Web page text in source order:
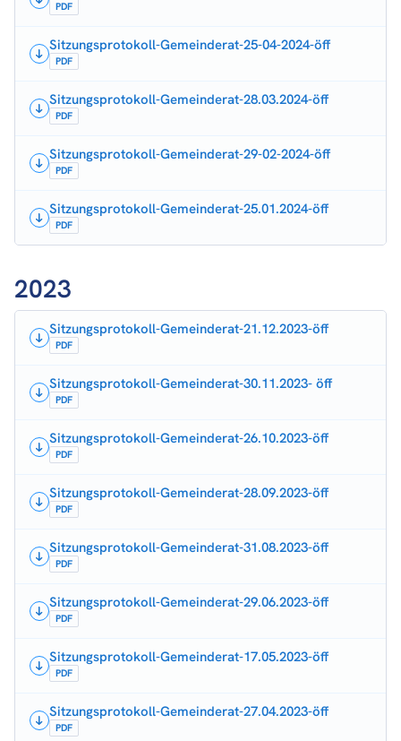
PDF
Sitzungsprotokoll-Gemeinderat-25-04-2024-öff
PDF
Sitzungsprotokoll-Gemeinderat-28.03.2024-öff
PDF
Sitzungsprotokoll-Gemeinderat-29-02-2024-öff
PDF
Sitzungsprotokoll-Gemeinderat-25.01.2024-öff
PDF
2023
Sitzungsprotokoll-Gemeinderat-21.12.2023-öff
PDF
Sitzungsprotokoll-Gemeinderat-30.11.2023- öff
PDF
Sitzungsprotokoll-Gemeinderat-26.10.2023-öff
PDF
Sitzungsprotokoll-Gemeinderat-28.09.2023-öff
PDF
Sitzungsprotokoll-Gemeinderat-31.08.2023-öff
PDF
Sitzungsprotokoll-Gemeinderat-29.06.2023-öff
PDF
Sitzungsprotokoll-Gemeinderat-17.05.2023-öff
PDF
Sitzungsprotokoll-Gemeinderat-27.04.2023-öff
PDF